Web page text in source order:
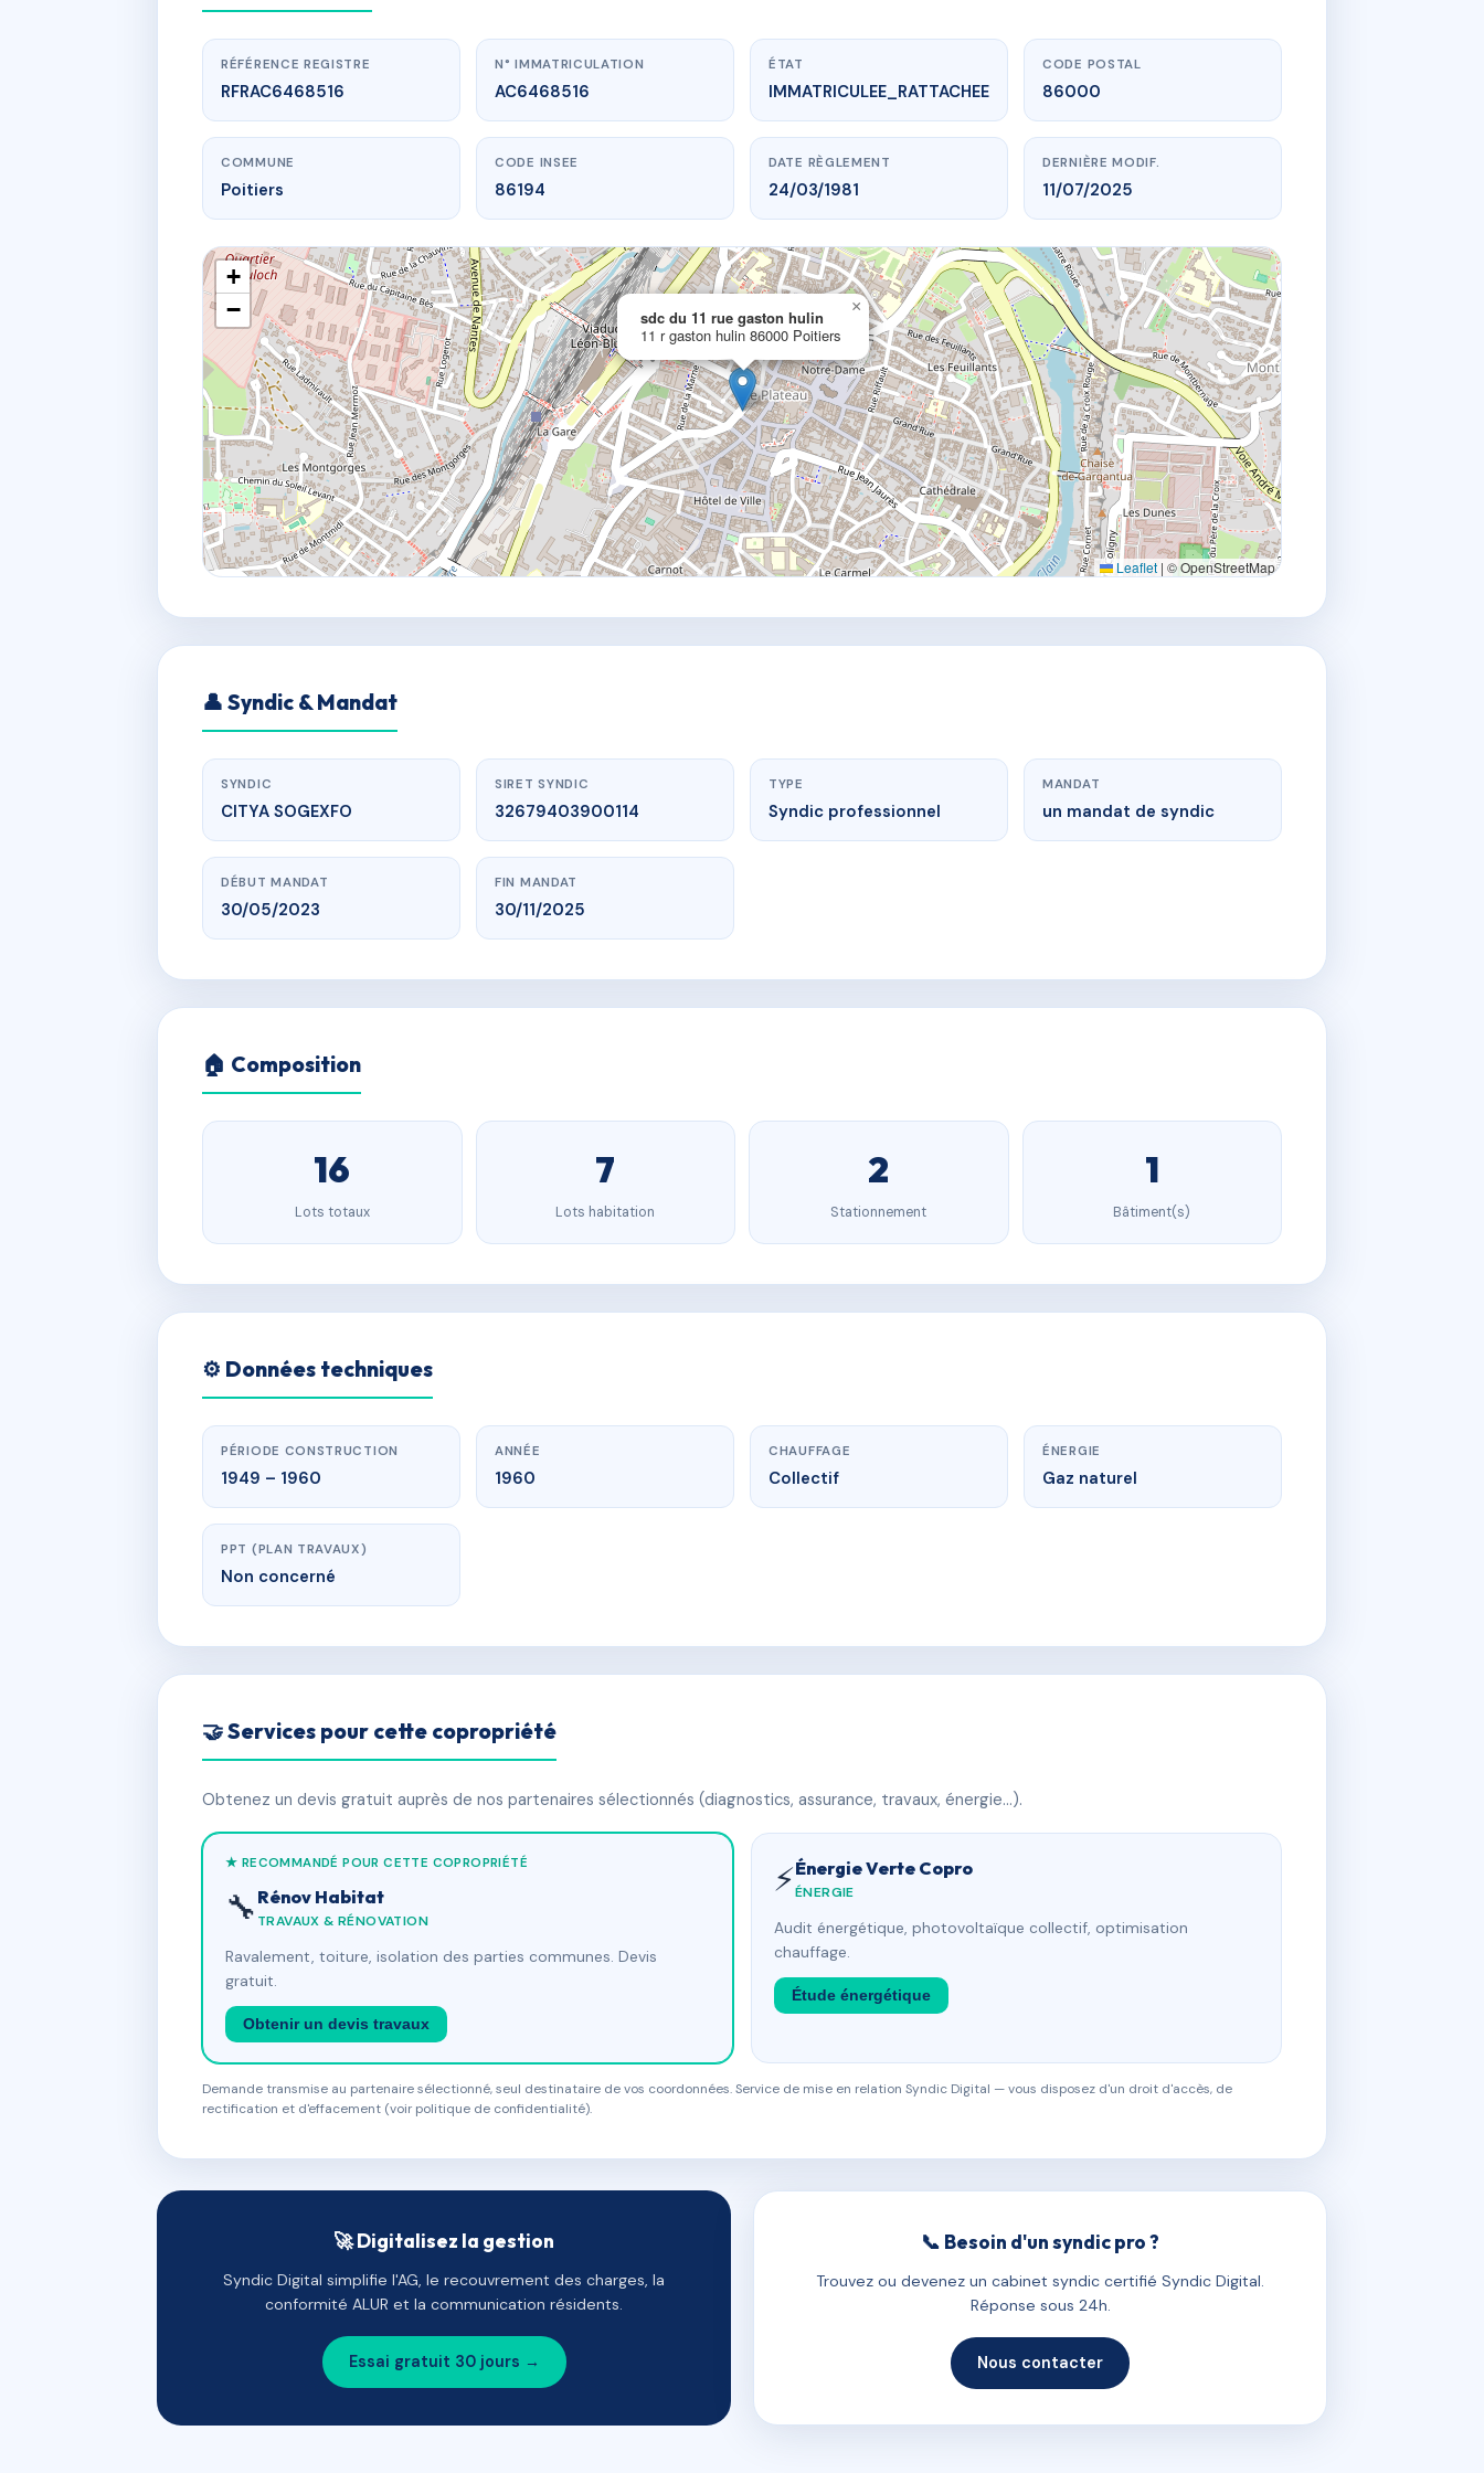
www.vme.plus/AC6468516
sdc du 11 rue gaston hulin
11 r gaston hulin86000 Poitiers
RÉFÉRENCE REGISTRE
RFRAC6468516
N° IMMATRICULATION
AC6468516
ÉTAT
IMMATRICULEE_RATTACHEE
CODE POSTAL
86000
COMMUNE
Poitiers
CODE INSEE
86194
DATE RÈGLEMENT
24/03/1981
DERNIÈRE MODIF.
11/07/2025
sdc du 11 rue gaston hulin
11 r gaston hulin 86000 Poitiers
×
+
−
Leaflet | © OpenStreetMap
👤 Syndic & Mandat
SYNDIC
CITYA SOGEXFO
SIRET SYNDIC
32679403900114
TYPE
Syndic professionnel
MANDAT
un mandat de syndic
DÉBUT MANDAT
30/05/2023
FIN MANDAT
30/11/2025
🏠 Composition
16
Lots totaux
7
Lots habitation
2
Stationnement
1
Bâtiment(s)
⚙️ Données techniques
PÉRIODE CONSTRUCTION
1949 – 1960
ANNÉE
1960
CHAUFFAGE
Collectif
ÉNERGIE
Gaz naturel
PPT (PLAN TRAVAUX)
Non concerné
🤝 Services pour cette copropriété
Obtenez un devis gratuit auprès de nos partenaires sélectionnés (diagnostics, assurance, travaux, énergie…).
★ RECOMMANDÉ POUR CETTE COPROPRIÉTÉ
🔧 Rénov Habitat
TRAVAUX & RÉNOVATION
Ravalement, toiture, isolation des parties communes. Devis
gratuit.
Obtenir un devis travaux
⚡Énergie Verte Copro
ÉNERGIE
Audit énergétique, photovoltaïque collectif, optimisation
chauffage.
Étude énergétique
Demande transmise au partenaire sélectionné, seul destinataire de vos coordonnées. Service de mise en relation Syndic Digital — vous disposez d'un droit d'accès, de
rectification et d'effacement (voir politique de confidentialité).
🚀 Digitalisez la gestion
Syndic Digital simplifie l'AG, le recouvrement des charges, la
conformité ALUR et la communication résidents.
Essai gratuit 30 jours →
📞 Besoin d'un syndic pro ?
Trouvez ou devenez un cabinet syndic certifié Syndic Digital.
Réponse sous 24h.
Nous contacter